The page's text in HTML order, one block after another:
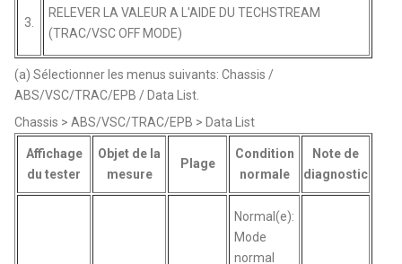
3.
RELEVER LA VALEUR A L'AIDE DU TECHSTREAM
(TRAC/VSC OFF MODE)
(a) Sélectionner les menus suivants: Chassis /
ABS/VSC/TRAC/EPB / Data List.
Chassis > ABS/VSC/TRAC/EPB > Data List
Affichage
du tester
Objet de la
mesure
Plage
Condition
normale
Note de
diagnostic
Normal(e):
Mode
normal